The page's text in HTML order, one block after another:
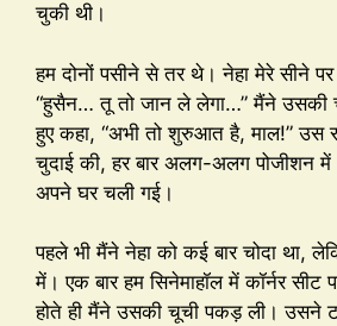
चुकी थी।
हम दोनों पसीने से तर थे। नेहा मेरे सीने
“हुसैन… तू तो जान ले लेगा…” मैंने उसकी
हुए कहा, “अभी तो शुरुआत है, माल!” उस
चुदाई की, हर बार अलग-अलग पोजीशन
अपने घर चली गई।
पहले भी मैंने नेहा को कई बार चोदा था,
में। एक बार हम सिनेमाहॉल में कॉर्नर
होते ही मैंने उसकी चूची पकड़ ली। उसने